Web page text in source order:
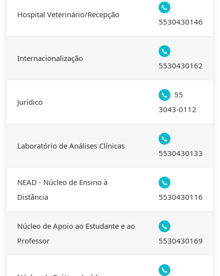
Hospital Veterinário/Recepção
📞
5530430146
Internacionalização
📞
5530430162
Juridico
📞
55
3043-0112
Laboratório de Análises Clínicas
📞
5530430133
NEAD - Núcleo de Ensino à
Distância
📞
5530430116
Núcleo de Apoio ao Estudante e ao
Professor
📞
5530430169
📞